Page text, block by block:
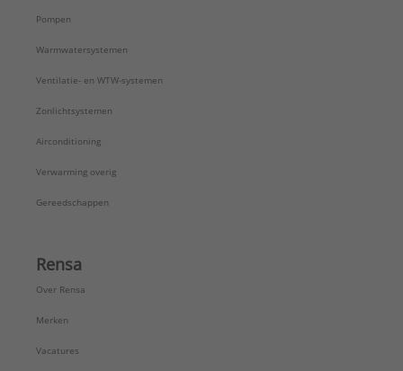
Pompen
Warmwatersystemen
Ventilatie- en WTW-systemen
Zonlichtsystemen
Airconditioning
Verwarming overig
Gereedschappen
Rensa
Over Rensa
Merken
Vacatures